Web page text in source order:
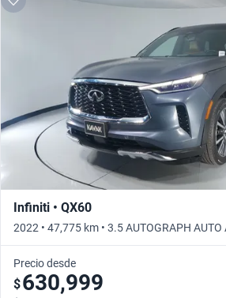
Infiniti • QX60
2022 • 47,775 km • 3.5 AUTOGRAPH
Precio desde
$630,999